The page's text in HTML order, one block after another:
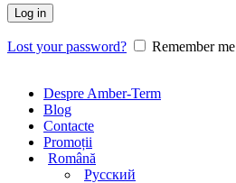
Log in
Lost your password? Remember me
Despre Amber-Term
Blog
Contacte
Promoții
Română
Русский